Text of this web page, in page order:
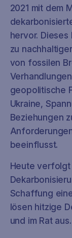
2021 mit dem
hervor.
zu
von fossilen
geopolitische
Ukraine,
Beziehungen
beeinflusst.
Heute verfolgt
Schaffung
lösen hitzige
und im Rat aus.